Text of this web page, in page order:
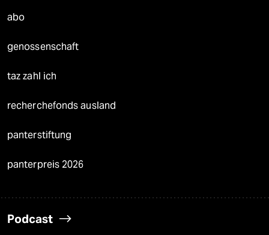
abo
genossenschaft
taz zahl ich
recherchefonds ausland
panterstiftung
panterpreis 2026
Podcast